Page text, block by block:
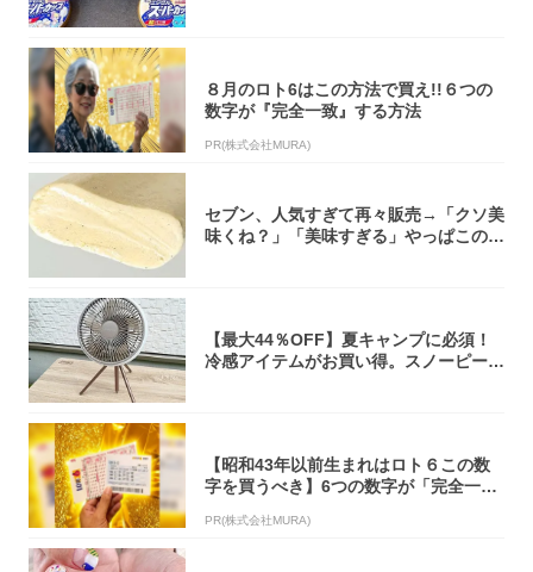
８月のロト6はこの方法で買え!!６つの
数字が『完全一致』する方法
PR(株式会社MURA)
セブン、人気すぎて再々販売→「クソ美
味くね？」「美味すぎる」やっぱこのク
【最大44％OFF】夏キャンプに必須！
冷感アイテムがお買い得。スノーピー
【昭和43年以前生まれはロト６この数
字を買うべき】6つの数字が「完全一
PR(株式会社MURA)